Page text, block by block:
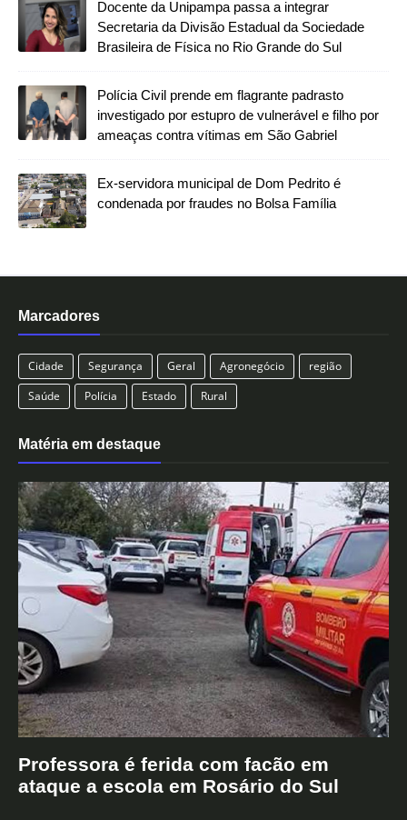
Docente da Unipampa passa a integrar
Secretaria da Divisão Estadual da Sociedade
Brasileira de Física no Rio Grande do Sul
Polícia Civil prende em flagrante padrasto
investigado por estupro de vulnerável e filho por
ameaças contra vítimas em São Gabriel
Ex-servidora municipal de Dom Pedrito é
condenada por fraudes no Bolsa Família
Marcadores
Cidade Segurança Geral Agronegócio
região
Saúde
Polícia Estado Rural
Matéria em destaque
Professora é ferida com facão em
ataque a escola em Rosário do Sul